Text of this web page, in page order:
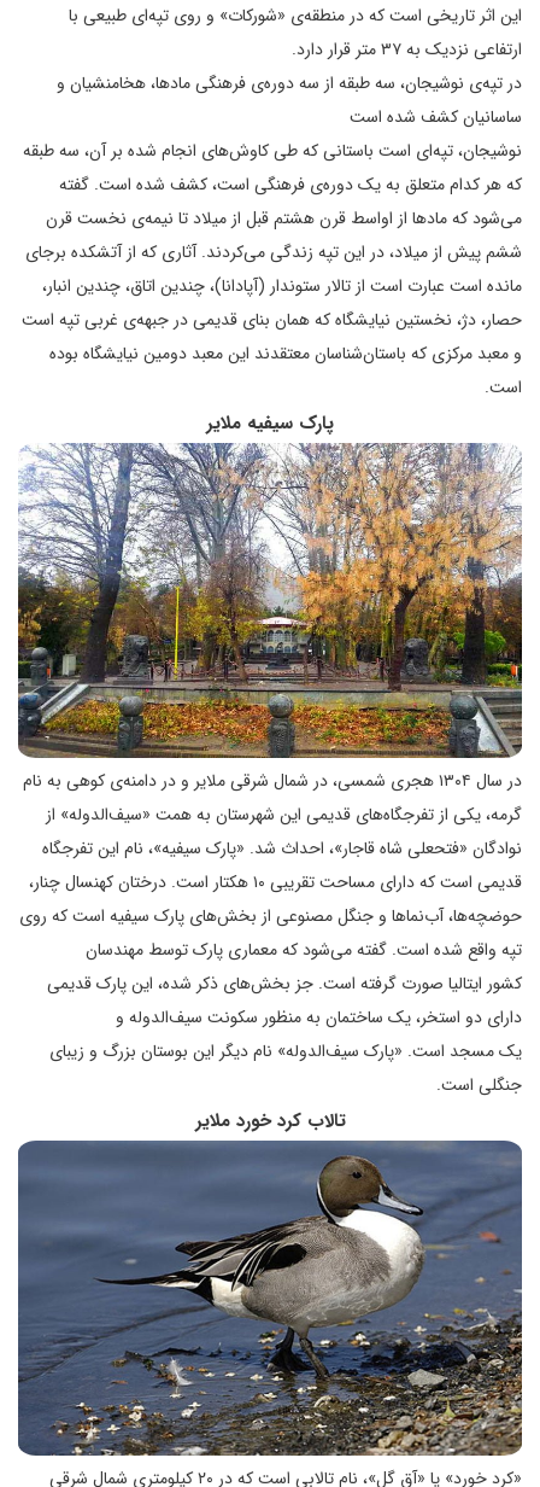
این اثر تاریخی است که در منطقه‌ی «شورکات» و روی تپه‌ای طبیعی با
ارتفاعی نزدیک به ۳۷ متر قرار دارد.
در تپه‌ی نوشیجان، سه طبقه‌ از سه دوره‌ی فرهنگی مادها، هخامنشیان و
ساسانیان کشف شده است
نوشیجان، تپه‌ای است باستانی که طی کاوش‌های انجام شده بر آن، سه طبقه‌
که هر کدام متعلق به یک دوره‌ی فرهنگی است، کشف شده است. گفته
می‌شود که مادها از اواسط قرن هشتم قبل از میلاد تا نیمه‌ی نخست قرن
ششم پیش از میلاد، در این تپه زندگی می‌کردند. آثاری که از آتشکده برجای
مانده است عبارت است از تالار ستوندار (آپادانا)، چندین اتاق، چندین انبار،
حصار، دژ، نخستین نیایشگاه که همان بنای قدیمی در جبهه‌ی غربی تپه است
و معبد مرکزی که باستان‌شناسان معتقدند این معبد دومین نیایشگاه بوده
است.
پارک سیفیه‌ ملایر
در سال ۱۳۰۴ هجری شمسی، در شمال شرقی ملایر و در دامنه‌ی کوهی به نام
گرمه، یکی از تفرجگاه‌های قدیمی این شهرستان به همت «سیف‌الدوله» از
نوادگان «فتحعلی شاه قاجار»، احداث شد. «پارک سیفیه»، نام این تفرجگاه
قدیمی است که دارای مساحت تقریبی ۱۰ هکتار است. درختان کهنسال چنار،
حوضچه‌ها، آب‌نماها و جنگل مصنوعی از بخش‌های پارک سیفیه است که روی
تپه واقع شده است. گفته می‌شود که معماری پارک توسط مهندسان
کشور ایتالیا صورت گرفته است. جز بخش‌های ذکر شده، این پارک قدیمی
دارای دو استخر، یک ساختمان به منظور سکونت سیف‌الدوله و
یک مسجد است. «پارک سیف‌الدوله» نام دیگر این بوستان بزرگ و زیبای
جنگلی است.
تالاب کرد خورد ملایر
«کرد خورد» یا «آق گل»، نام تالابی است که در ۲۰ کیلومتری شمال شرقی